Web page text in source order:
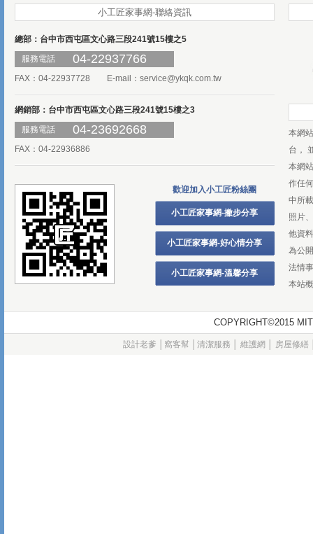
小工匠家事網-聯絡資訊
總部：台中市西屯區文心路三段241號15樓之5
服務電話
04-22937766
FAX：04-22937728 E-mail： service@ykqk.com.tw
網銷部：台中市西屯區文心路三段241號15樓之3
服務電話
04-23692668
FAX：04-22936886
歡迎加入小工匠粉絲團
小工匠家事網-撇步分享
小工匠家事網-好心情分享
小工匠家事網-溫馨分享
本網
台，
本網
作任
中所
照片
他資
為公
法情
本站
COPYRIGHT©2015
設計老爹 窩客幫 清潔服務 維護網 房屋修繕